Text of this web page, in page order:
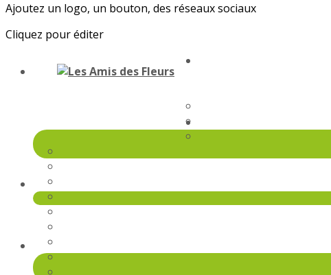
Ajoutez un logo, un bouton, des réseaux sociaux
Cliquez pour éditer